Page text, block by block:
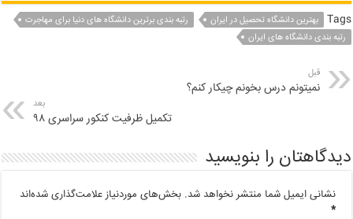
Tags بهترین دانشگاه تحصیل در ایران
رتبه بندی برترین دانشگاه های دنیا برای مهاجرت
رتبه بندی دانشگاه های ایران
قبل
نمیتونم درس بخونم چیکار کنم؟
بعد
تکمیل ظرفیت کنکور سراسری ۹۸
دیدگاهتان را بنویسید
نشانی ایمیل شما منتشر نخواهد شد. بخش‌های موردنیاز علامت‌گذاری شده‌اند
*